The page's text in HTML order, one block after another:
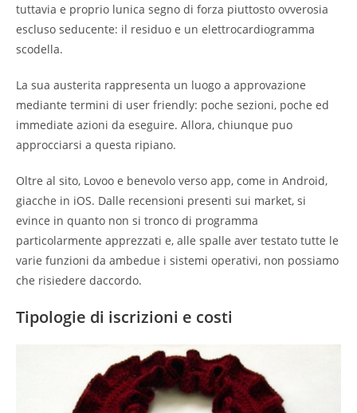
tuttavia e proprio lunica segno di forza piuttosto ovverosia
escluso seducente: il residuo e un elettrocardiogramma
scodella.
La sua austerita rappresenta un luogo a approvazione
mediante termini di user friendly: poche sezioni, poche ed
immediate azioni da eseguire. Allora, chiunque puo
approcciarsi a questa ripiano.
Oltre al sito, Lovoo e benevolo verso app, come in Android,
giacche in iOS. Dalle recensioni presenti sui market, si
evince in quanto non si tronco di programma
particolarmente apprezzati e, alle spalle aver testato tutte le
varie funzioni da ambedue i sistemi operativi, non possiamo
che risiedere daccordo.
Tipologie di iscrizioni e costi